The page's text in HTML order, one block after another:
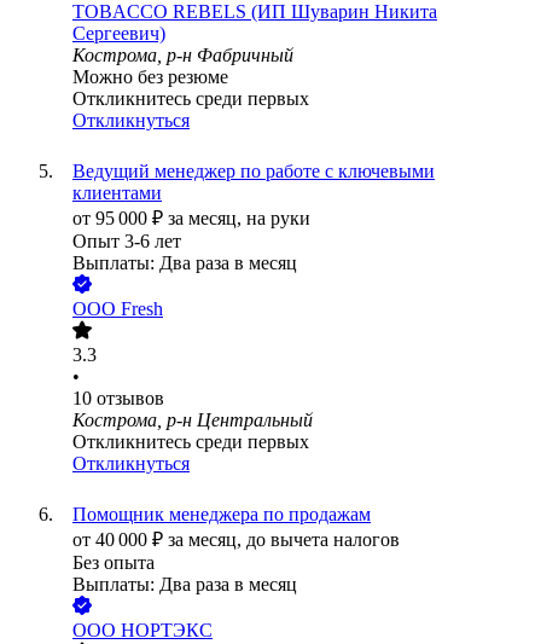
TOBACCO REBELS (ИП Шуварин Никита
Сергеевич)
Кострома, р-н Фабричный
Можно без резюме
Откликнитесь среди первых
Откликнуться
Ведущий менеджер по работе с ключевыми
клиентами
от 95 000 ₽ за месяц, на руки
Опыт 3-6 лет
Выплаты: Два раза в месяц
ООО Fresh
3.3
•
10 отзывов
Кострома, р-н Центральный
Откликнитесь среди первых
Откликнуться
Помощник менеджера по продажам
от 40 000 ₽ за месяц, до вычета налогов
Без опыта
Выплаты: Два раза в месяц
ООО НОРТЭКС